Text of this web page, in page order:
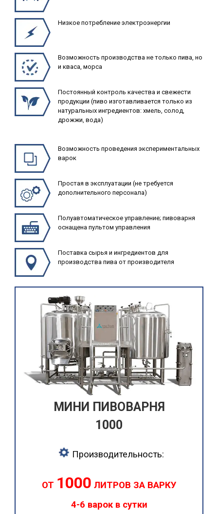
Низкое потребление электроэнергии
Возможность производства не только пива, но
и кваса, морса
Постоянный контроль качества и свежести
продукции (пиво изготавливается только из
натуральных ингредиентов: хмель, солод,
дрожжи, вода)
Возможность проведения экспериментальных
варок
Простая в эксплуатации (не требуется
дополнительного персонала)
Полуавтоматическое управление; пивоварня
оснащена пультом управления
Поставка сырья и ингредиентов для
производства пива от производителя
МИНИ ПИВОВАРНЯ
1000
Производительность:
ОТ 1000 ЛИТРОВ ЗА ВАРКУ
4-6 варок в сутки